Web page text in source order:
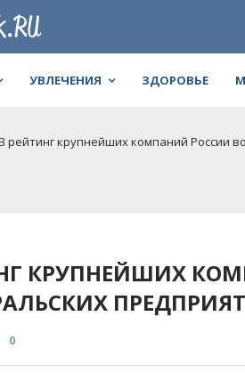
УВЛЕЧЕНИЯ ЗДОРОВЬЕ
рейтинг крупнейших компаний России
КРУПНЕЙШИХ
0